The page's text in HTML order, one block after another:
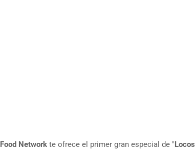
Food Networkte ofrece el primer gran especial de "Locos